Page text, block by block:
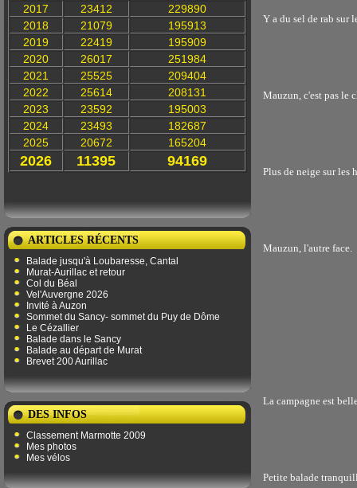
2017
23412
229890
2018
21079
195913
2019
22419
195909
2020
26017
251984
2021
25525
209404
2022
25614
208131
2023
23592
195003
2024
23493
182687
2025
20672 165204
2026 11395 94169
ARTICLES RÉCENTS
Balade jusqu'à Loubaresse, Cantal
Murat-Aurillac et retour
Col du Béal
Vel'Auvergne 2026
Invité à Auzon
Sommet du Sancy- sommet du Puy de Dôme
Le Cézallier
Balade dans le Sancy
Balade au départ de Murat
Brevet 200 Aurillac
DES INFOS
Classement Marmotte 2009
Mes photos
Mes vélos
Y a du sel de rab sur
Mauzun, c'est pas le
Plus de neige sur les
Mauzun, l'autre face.
La campagne est
Petite balade